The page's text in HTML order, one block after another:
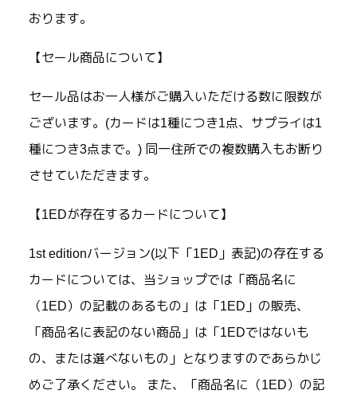
おります。
【セール商品について】
セール品はお一人様がご購入いただける数に限数が
ございます。(カードは1種につき1点、サプライは1
種につき3点まで。) 同一住所での複数購入もお断り
させていただきます。
【1EDが存在するカードについて】
1st editionバージョン(以下「1ED」表記)の存在する
カードについては、当ショップでは「商品名に
（1ED）の記載のあるもの」は「1ED」の販売、
「商品名に表記のない商品」は「1EDではないも
の、または選べないもの」となりますのであらかじ
めご了承ください。 また、「商品名に（1ED）の記